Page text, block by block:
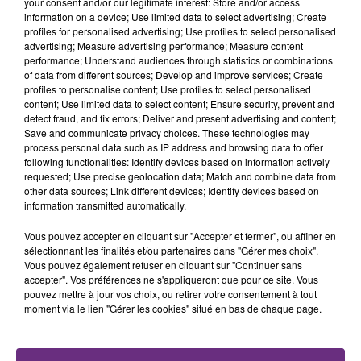
fermer ses portes.
TITRES DIFFUSÉS
3h40
3h40
ED SHEERAN
Shape Of You
3h37
3h37
TEMPER CITY
Self Aware
3h34
3h34 3h30
3h30
information on a device; Use limited data to select advertising; Create
profiles for personalised advertising; Use profiles to select personalised
advertising; Measure advertising performance; Measure content
performance; Understand audiences through statistics or combinations
of data from different sources; Develop and improve services; Create
profiles to personalise content; Use profiles to select personalised
content; Use limited data to select content; Ensure security, prevent and
detect fraud, and fix errors; Deliver and present advertising and content;
Save and communicate privacy choices. These technologies may
process personal data such as IP address and browsing data to offer
following functionalities: Identify devices based on information actively
requested; Use precise geolocation data; Match and combine data from
other data sources; Link different devices; Identify devices based on
information transmitted automatically.
Vous pouvez accepter en cliquant sur "Accepter et fermer", ou affiner en
sélectionnant les finalités et/ou partenaires dans "Gérer mes choix".
Vous pouvez également refuser en cliquant sur "Continuer sans
accepter". Vos préférences ne s'appliqueront que pour ce site. Vous
pouvez mettre à jour vos choix, ou retirer votre consentement à tout
moment via le lien "Gérer les cookies" situé en bas de chaque page.